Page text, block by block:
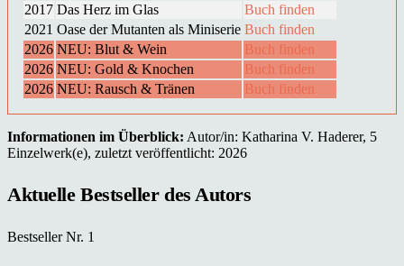
2017 Das Herz im Glas
Buch finden
2021 Oase der Mutanten als Miniserie Buch finden
2026 NEU: Blut & Wein
Buch finden
2026 NEU: Gold & Knochen
Buch finden
2026 NEU: Rausch & Tränen Buch finden
Informationen im Überblick: Autor/in: Katharina V. Haderer, 5
Einzelwerk(e), zuletzt veröffentlicht: 2026
Aktuelle Bestseller des Autors
Bestseller Nr. 1